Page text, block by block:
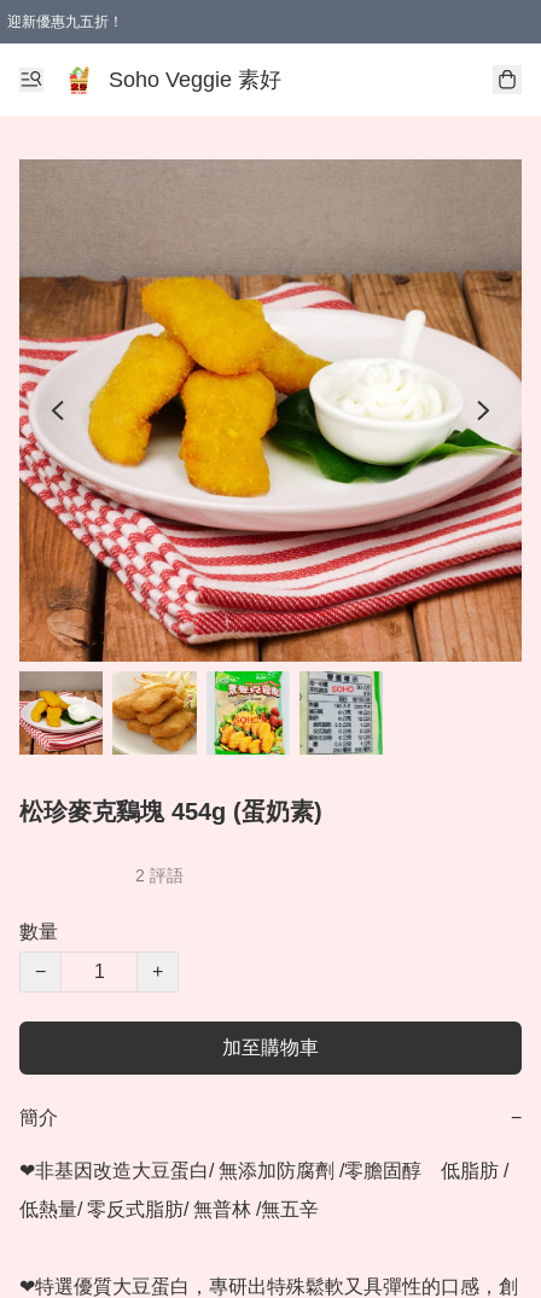
迎新優惠九五折！
Soho Veggie 素好
松珍麥克鷄塊 454g (蛋奶素)
2 評語
數量
−
+
加至購物車
簡介 −
❤非基因改造大豆蛋白/ 無添加防腐劑 /零膽固醇　低脂肪 /
低熱量/ 零反式脂肪/ 無普林 /無五辛
❤特選優質大豆蛋白，專研出特殊鬆軟又具彈性的口感，創